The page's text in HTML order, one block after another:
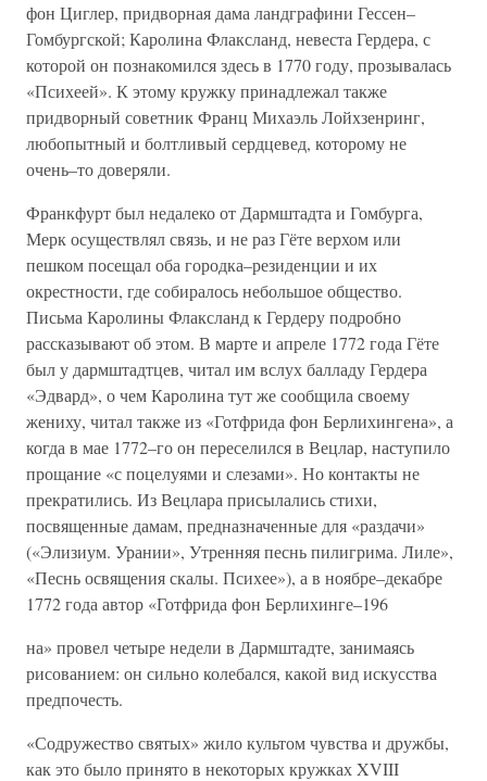
фон Циглер, придворная дама ландграфини Гессен–
Гомбургской; Каролина Флаксланд, невеста Гердера, с
которой он познакомился здесь в 1770 году, прозывалась
«Психеей». К этому кружку принадлежал также
придворный советник Франц Михаэль Лойхзенринг,
любопытный и болтливый сердцевед, которому не
очень–то доверяли.
Франкфурт был недалеко от Дармштадта и Гомбурга,
Мерк осуществлял связь, и не раз Гёте верхом или
пешком посещал оба городка–резиденции и их
окрестности, где собиралось небольшое общество.
Письма Каролины Флаксланд к Гердеру подробно
рассказывают об этом. В марте и апреле 1772 года Гёте
был у дармштадтцев, читал им вслух балладу Гердера
«Эдвард», о чем Каролина тут же сообщила своему
жениху, читал также из «Готфрида фон Берлихингена», а
когда в мае 1772–го он переселился в Вецлар, наступило
прощание «с поцелуями и слезами». Но контакты не
прекратились. Из Вецлара присылались стихи,
посвященные дамам, предназначенные для «раздачи»
(«Элизиум. Урании», Утренняя песнь пилигрима. Лиле»,
«Песнь освящения скалы. Психее»), а в ноябре–декабре
1772 года автор «Готфрида фон Берлихинге–196
на» провел четыре недели в Дармштадте, занимаясь
рисованием: он сильно колебался, какой вид искусства
предпочесть.
«Содружество святых» жило культом чувства и дружбы,
как это было принято в некоторых кружках XVIII